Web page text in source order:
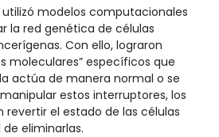
modelos computacionales
la red genética de células
Con ello, lograron
moleculares” específicos que
actúa de manera normal o se
estos interruptores, los
revertir el estado de las células
eliminarlas.